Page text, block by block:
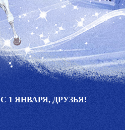
С 1 ЯНВАРЯ, ДРУЗЬЯ!